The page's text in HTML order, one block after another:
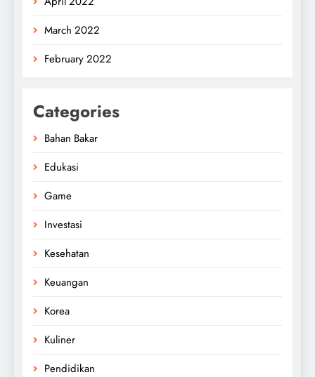
March 2022
February 2022
Categories
Bahan Bakar
Edukasi
Game
Investasi
Kesehatan
Keuangan
Korea
Kuliner
Pendidikan